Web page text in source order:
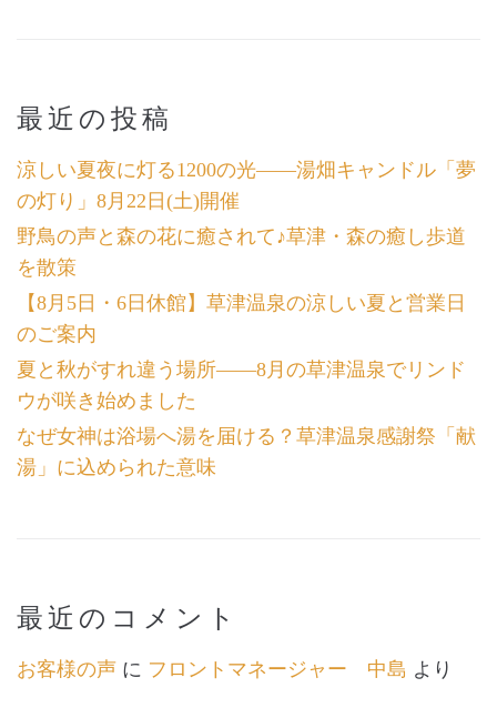
最近の投稿
涼しい夏夜に灯る1200の光――湯畑キャンドル「夢
の灯り」8月22日(土)開催
野鳥の声と森の花に癒されて♪草津・森の癒し歩道
を散策
【8月5日・6日休館】草津温泉の涼しい夏と営業日
のご案内
夏と秋がすれ違う場所――8月の草津温泉でリンド
ウが咲き始めました
なぜ女神は浴場へ湯を届ける？草津温泉感謝祭「献
湯」に込められた意味
最近のコメント
お客様の声 に フロントマネージャー 中島 より